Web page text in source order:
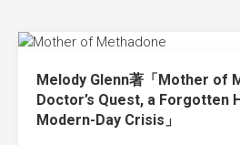
Melody Glenn著「Mother of
Doctor’s Quest, a Forgotten
Modern-Day Crisis」